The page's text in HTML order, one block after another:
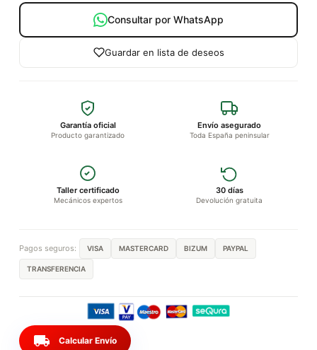
Consultar por WhatsApp
Guardar en lista de deseos
Garantía oficial
Producto garantizado
Envío asegurado
Toda España peninsular
Taller certificado
Mecánicos expertos
30 días
Devolución gratuita
Pagos seguros: VISA MASTERCARD BIZUM PAYPAL
TRANSFERENCIA
local_shipping Calcular Envío